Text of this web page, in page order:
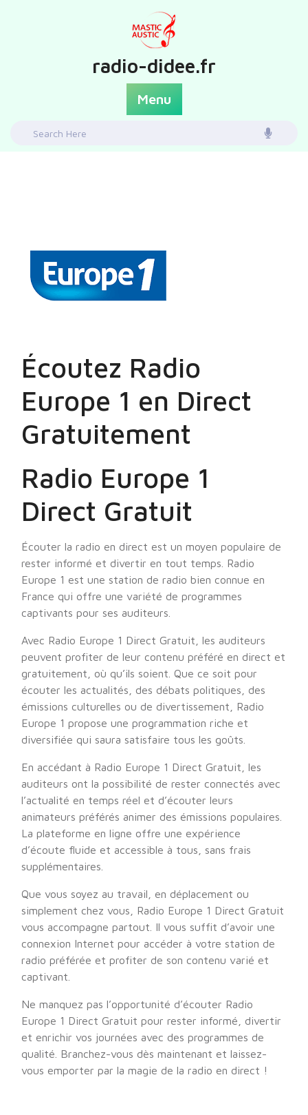
radio-didee.fr
Menu
Search
Écoutez Radio
Europe 1 en Direct
Gratuitement
Radio Europe 1
Direct Gratuit
Écouter la radio en direct est un moyen populaire de
rester informé et divertir en tout temps. Radio
Europe 1 est une station de radio bien connue en
France qui offre une variété de programmes
captivants pour ses auditeurs.
Avec Radio Europe 1 Direct Gratuit, les auditeurs
peuvent profiter de leur contenu préféré en direct et
gratuitement, où qu’ils soient. Que ce soit pour
écouter les actualités, des débats politiques, des
émissions culturelles ou de divertissement, Radio
Europe 1 propose une programmation riche et
diversifiée qui saura satisfaire tous les goûts.
En accédant à Radio Europe 1 Direct Gratuit, les
auditeurs ont la possibilité de rester connectés avec
l’actualité en temps réel et d’écouter leurs
animateurs préférés animer des émissions populaires.
La plateforme en ligne offre une expérience
d’écoute fluide et accessible à tous, sans frais
supplémentaires.
Que vous soyez au travail, en déplacement ou
simplement chez vous, Radio Europe 1 Direct Gratuit
vous accompagne partout. Il vous suffit d’avoir une
connexion Internet pour accéder à votre station de
radio préférée et profiter de son contenu varié et
captivant.
Ne manquez pas l’opportunité d’écouter Radio
Europe 1 Direct Gratuit pour rester informé, divertir
et enrichir vos journées avec des programmes de
qualité. Branchez-vous dès maintenant et laissez-
vous emporter par la magie de la radio en direct !